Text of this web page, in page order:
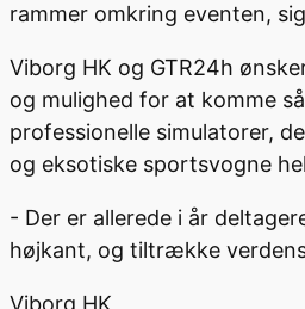
rammer omkring eventen,
Viborg HK og GTR24h
og mulighed for at komme
professionelle simulatorer,
og eksotiske sportsvogne
- Der er allerede i år
højkant, og tiltrække
Viborg HK